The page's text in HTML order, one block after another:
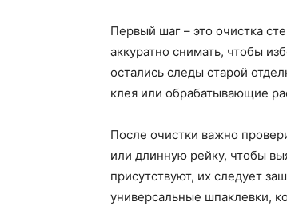
Первый шаг – это очистка
аккуратно снимать, чтобы
остались следы старой
клея или обрабатывающие
После очистки важно
или длинную рейку, чтобы
присутствуют, их следует
универсальные шпаклевки,